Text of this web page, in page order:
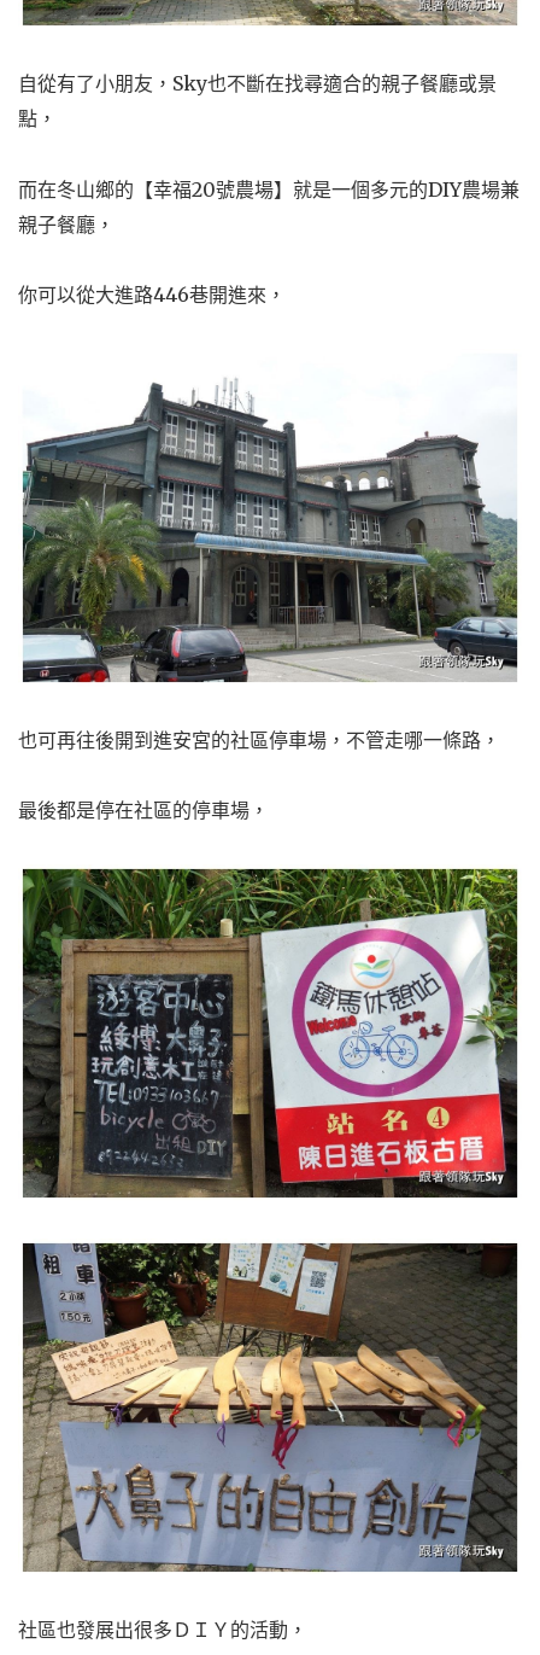
自從有了小朋友，Sky也不斷在找尋適合的親子餐廳或景
點，
而在冬山鄉的【幸福20號農場】就是一個多元的DIY農場兼
親子餐廳，
你可以從大進路446巷開進來，
也可再往後開到進安宮的社區停車場，不管走哪一條路，
最後都是停在社區的停車場，
社區也發展出很多ＤＩＹ的活動，